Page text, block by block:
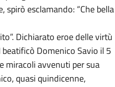
spirò esclamando: “Che bella
Dichiarato eroe delle virtù
Domenico Savio il 5
miracoli avvenuti per sua
quasi quindicenne,